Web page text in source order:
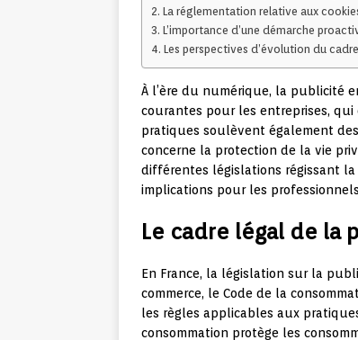
La réglementation relative aux
L’importance d’une démarche
Les perspectives d’évolution du
À l’ère du numérique, la publicité
courantes pour les entreprises,
pratiques soulèvent également
concerne la protection de la vie
différentes législations régissant
implications pour les
Le cadre légal de la
En France, la législation sur la
commerce, le Code de la
les règles applicables aux
consommation protège les